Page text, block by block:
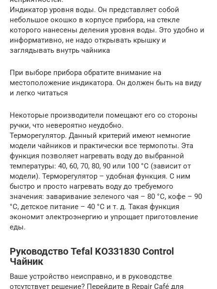
Индикатор уровня воды. Он представляет собой
небольшое окошко в корпусе прибора, на стекле
которого нанесены деления уровня воды. Это удобно и
информативно, не надо открывать крышку и
заглядывать внутрь чайника
При выборе прибора обратите внимание на
местоположение индикатора. Он должен быть на виду
и легко читаться
Некоторые производители помещают его со стороны
ручки, что невероятно неудобно.
Терморегулятор. Данный критерий имеют немногие
модели чайников и практически все термопоты. Эта
функция позволяет нагревать воду до выбранной
температуры: 40, 60, 70, 80, 90 или 100 °С (зависит от
модели). Терморегулятор – удобная функция. С ним
быстро и просто нагревать воду до требуемого
значения: заваривание зеленого чая – 80 °С, кофе – 90
°С, детское питание – 40 °С и т. д. Такая функция
экономит электроэнергию и упрощает приготовление
еды.
Руководство Tefal KO331830 Control
Чайник
Ваше устройство неисправно, и в руководстве
отсутствует решение? Перейдите в Repair Café для